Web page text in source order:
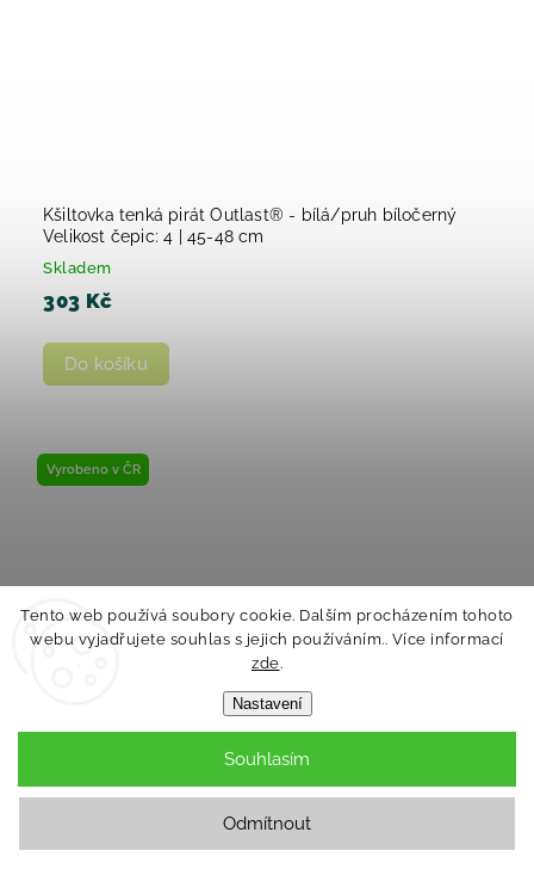
Tento web používá soubory cookie. Dalším procházením tohoto
webu vyjadřujete souhlas s jejich používáním.. Více informací
zde.
Nastavení
Odmítnout
Souhlasím
Kšiltovka tenká pirát Outlast® - bílá/pruh bíločerný
Velikost čepic: 4 | 45-48 cm
Skladem
303 Kč
Do košíku
Vyrobeno v ČR